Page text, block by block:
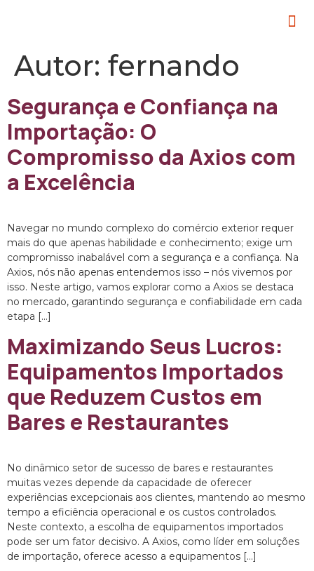
Autor: fernando
Segurança e Confiança na
Importação: O
Compromisso da Axios com
a Excelência
Navegar no mundo complexo do comércio exterior requer
mais do que apenas habilidade e conhecimento; exige um
compromisso inabalável com a segurança e a confiança. Na
Axios, nós não apenas entendemos isso – nós vivemos por
isso. Neste artigo, vamos explorar como a Axios se destaca
no mercado, garantindo segurança e confiabilidade em cada
etapa […]
Maximizando Seus Lucros:
Equipamentos Importados
que Reduzem Custos em
Bares e Restaurantes
No dinâmico setor de sucesso de bares e restaurantes
muitas vezes depende da capacidade de oferecer
experiências excepcionais aos clientes, mantendo ao mesmo
tempo a eficiência operacional e os custos controlados.
Neste contexto, a escolha de equipamentos importados
pode ser um fator decisivo. A Axios, como líder em soluções
de importação, oferece acesso a equipamentos […]